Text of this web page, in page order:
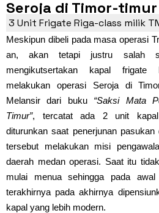
Seroja di Timor-timur
3 Unit Frigate Riga-class milik
Meskipun dibeli pada masa operasi
an, akan tetapi justru salah
mengikutsertakan kapal
melakukan operasi Seroja di
Melansir dari buku “Saksi Mata
Timur”, tercatat ada 2 unit kapal
diturunkan saat penerjunan
tersebut melakukan misi
daerah medan operasi. Saat itu
mulai menua sehingga pada
terakhirnya pada akhirnya
kapal yang lebih modern.